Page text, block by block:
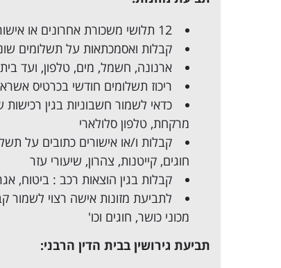
12 תלושי משכורת אחרונים או אישור רו"ח על הכנסות בשנה שקדמה להגשת התביעה.
קבלות ואסמכתאות על תשלומים
ארנונה, חשמל, מים, טלפון, ועד בית, כבלים, אגרת
ריכוז תשלומים חודשי בכרטיס
כדאי לשמור חשבוניות בגין
מרקחת, טלפון סלולארי
קבלות ו/או אישורים כתובים על
חוגים, קייטנות, צהרון, שיעורי עזר
קבלות בגין הוצאות רכב : ביטוח,
לתביעת מזונות אישה רצוי לשמור
מכוני כושר, חוגים וכו'
תביעת גירושין בבית הדין הרבני: